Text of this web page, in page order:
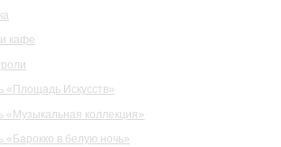
кафе
«Площадь Искусств»
«Музыкальная коллекция»
«Барокко в белую ночь»